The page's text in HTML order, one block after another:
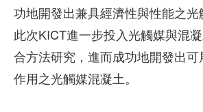
功地開發出兼具經濟性與性能之光
此次KICT進一步投入光觸媒與混
合方法研究，進而成功地開發出
作用之光觸媒混凝土。